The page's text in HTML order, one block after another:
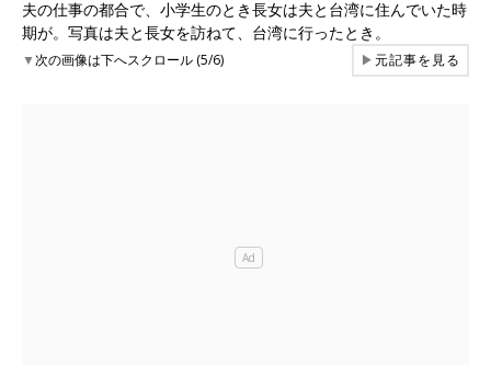
夫の仕事の都合で、小学生のとき長女は夫と台湾に住んでいた時
期が。写真は夫と長女を訪ねて、台湾に行ったとき。
▼次の画像は下へスクロール (5/6) ▶元記事を見る